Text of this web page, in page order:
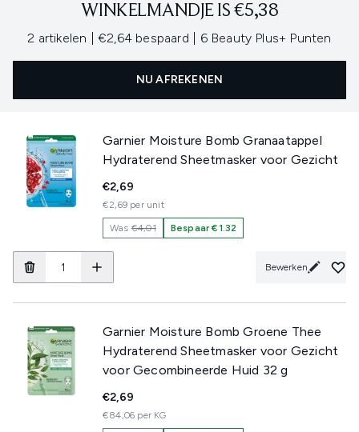
WINKELMANDJE IS €5,38
2 artikelen €2,64 bespaard , 6 Beauty Plus+ Punten
NU AFREKENEN
Garnier Moisture Bomb Granaatappel
Hydraterend Sheetmasker voor Gezicht
€2,69
€2,69 per unit
Was€4,01 Bespaar €1.32
Bewerken
Garnier Moisture Bomb Groene Thee
Hydraterend Sheetmasker voor Gezicht
voor Gecombineerde Huid 32 g
€2,69
€84,06 per KG